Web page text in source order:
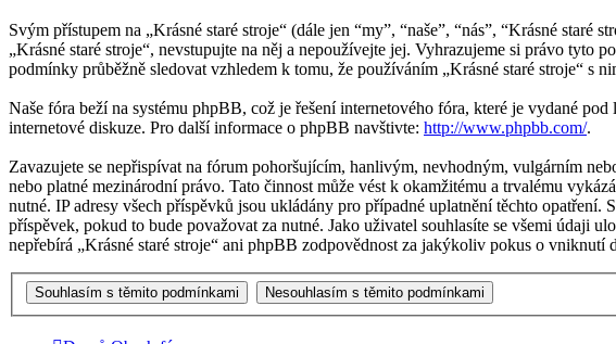
Svým přístupem na „Krásné staré stroje“ (dále jen “my”, “naše”, “nás”, “Krásné
„Krásné staré stroje“, nevstupujte na něj a nepoužívejte jej. Vyhrazujeme si právo
podmínky průběžně sledovat vzhledem k tomu, že používáním „Krásné staré stroje“ s
Naše fóra beží na systému phpBB, což je řešení internetového fóra, které je vydané pod
internetové diskuze. Pro další informace o phpBB navštivte: http://www.phpbb.com/.
Zavazujete se nepřispívat na fórum pohoršujícím, hanlivým, nevhodným, vulgárním
nebo platné mezinárodní právo. Tato činnost může vést k okamžitému a trvalému
nutné. IP adresy všech příspěvků jsou ukládány pro případné uplatnění těchto
příspěvek, pokud to bude považovat za nutné. Jako uživatel souhlasíte se všemi údaji
nepřebírá „Krásné staré stroje“ ani phpBB zodpovědnost za jakýkoliv pokus o